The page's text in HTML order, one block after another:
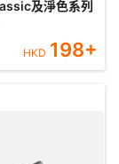
及淨色系列
HKD 198+